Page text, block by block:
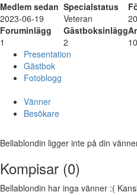
Medlem sedan Specialstatus
2023-06-19
Veteran
Foruminlägg
Gästboksinlägg
1
2
10
Presentation
Gästbok
Fotoblogg
Vänner
Besökare
Bellablondin ligger inte på din
Kompisar (0)
Bellablondin har inga vänner :(